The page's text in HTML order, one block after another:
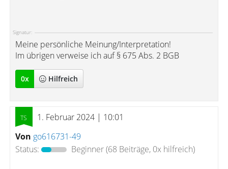
Signatur:
Meine persönliche Meinung/Interpretation!
Im übrigen verweise ich auf § 675 Abs. 2 BGB
0x Hilfreich
1. Februar 2024 | 10:01
Von go616731-49
Status:
Beginner(68 Beiträge, 0x hilfreich)